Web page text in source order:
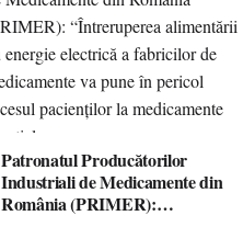
Patronatul Producătorilor
Industriali de Medicamente din
România (PRIMER):